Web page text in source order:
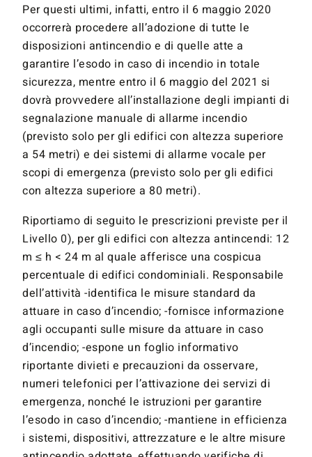
Per questi ultimi, infatti, entro il 6 maggio 2020
occorrerà procedere all’adozione di tutte le
disposizioni antincendio e di quelle atte a
garantire l’esodo in caso di incendio in totale
sicurezza, mentre entro il 6 maggio del 2021 si
dovrà provvedere all’installazione degli impianti di
segnalazione manuale di allarme incendio
(previsto solo per gli edifici con altezza superiore
a 54 metri) e dei sistemi di allarme vocale per
scopi di emergenza (previsto solo per gli edifici
con altezza superiore a 80 metri).
Riportiamo di seguito le prescrizioni previste per il
Livello 0), per gli edifici con altezza antincendi: 12
m ≤ h < 24 m al quale afferisce una cospicua
percentuale di edifici condominiali. Responsabile
dell’attività -identifica le misure standard da
attuare in caso d’incendio; -fornisce informazione
agli occupanti sulle misure da attuare in caso
d’incendio; -espone un foglio informativo
riportante divieti e precauzioni da osservare,
numeri telefonici per l’attivazione dei servizi di
emergenza, nonché le istruzioni per garantire
l’esodo in caso d’incendio; -mantiene in efficienza
i sistemi, dispositivi, attrezzature e le altre misure